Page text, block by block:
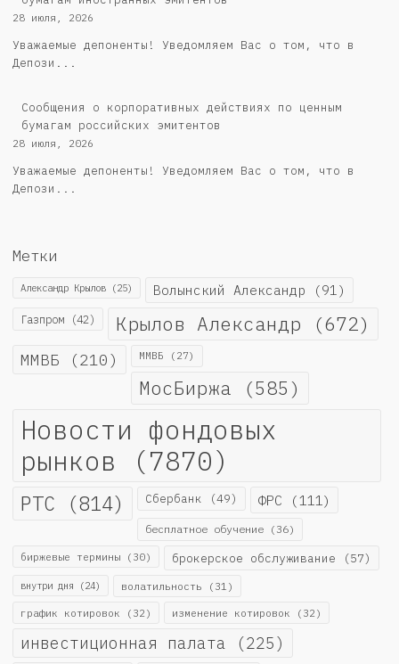
28 июля, 2026
Уважаемые депоненты! Уведомляем Вас о том, что в
Депози...
Cообщения о корпоративных действиях по ценным
бумагам российских эмитентов
28 июля, 2026
Уважаемые депоненты! Уведомляем Вас о том, что в
Депози...
Метки
Александр Крылов (25) Волынский Александр (91)
Газпром (42) Крылов Александр (672)
ММВБ (210) ММВБ (27)
МосБиржа (585)
Новости фондовых
рынков (7870)
РТС (814) Сбербанк (49) ФРС (111)
бесплатное обучение (36)
биржевые термины (30) брокерское обслуживание (57)
внутри дня (24) волатильность (31)
график котировок (32) изменение котировок (32)
инвестиционная палата (225)